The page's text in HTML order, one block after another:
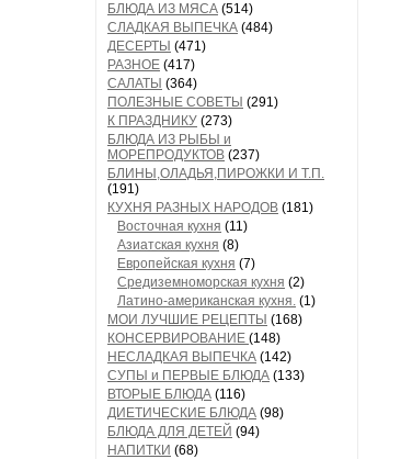
БЛЮДА ИЗ МЯСА (514)
СЛАДКАЯ ВЫПЕЧКА (484)
ДЕСЕРТЫ (471)
РАЗНОЕ (417)
САЛАТЫ (364)
ПОЛЕЗНЫЕ СОВЕТЫ (291)
К ПРАЗДНИКУ (273)
БЛЮДА ИЗ РЫБЫ и
МОРЕПРОДУКТОВ (237)
БЛИНЫ,ОЛАДЬЯ,ПИРОЖКИ И Т.П.
(191)
КУХНЯ РАЗНЫХ НАРОДОВ (181)
Восточная кухня (11)
Азиатская кухня (8)
Европейская кухня (7)
Средиземноморская кухня (2)
Латино-американская кухня. (1)
МОИ ЛУЧШИЕ РЕЦЕПТЫ (168)
КОНСЕРВИРОВАНИЕ (148)
НЕСЛАДКАЯ ВЫПЕЧКА (142)
СУПЫ и ПЕРВЫЕ БЛЮДА (133)
ВТОРЫЕ БЛЮДА (116)
ДИЕТИЧЕСКИЕ БЛЮДА (98)
БЛЮДА ДЛЯ ДЕТЕЙ (94)
НАПИТКИ (68)